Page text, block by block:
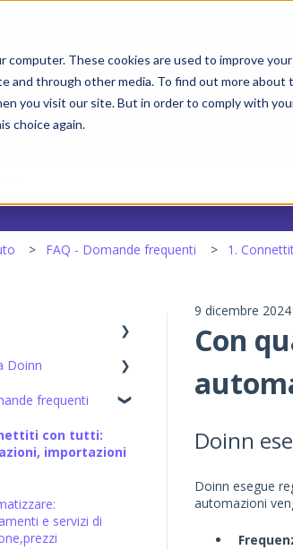
These cookies are used to improve
and through other media. To find out more about
you visit our site. But in order to comply with
choice again.
suggerimenti perché il campo di
FAQ - Domande frequenti 1.
9 dicembre 2024
Con
Doinn
Doinn esegue
automazioni
iniziale
Doinn
con tutti:
- Comunicazioni,
frequenti
con tutti:
importazioni
e servizi di